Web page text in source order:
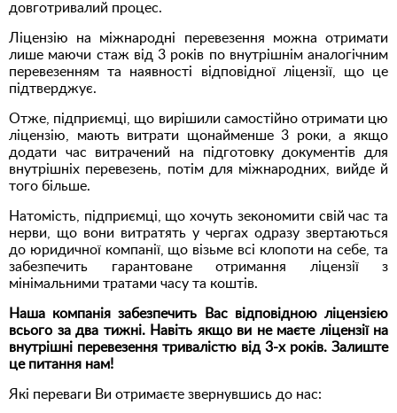
довготривалий процес.
Ліцензію на міжнародні перевезення можна отримати
лише маючи стаж від 3 років по внутрішнім аналогічним
перевезенням та наявності відповідної ліцензії, що це
підтверджує.
Отже, підприємці, що вирішили самостійно отримати цю
ліцензію, мають витрати щонайменше 3 роки, а якщо
додати час витрачений на підготовку документів для
внутрішніх перевезень, потім для міжнародних, вийде й
того більше.
Натомість, підприємці, що хочуть зекономити свій час та
нерви, що вони витратять у чергах одразу звертаються
до юридичної компанії, що візьме всі клопоти на себе, та
забезпечить гарантоване отримання ліцензії з
мінімальними тратами часу та коштів.
Наша компанія забезпечить Вас відповідною ліцензією
всього за два тижні. Навіть якщо ви не маєте ліцензії на
внутрішні перевезення тривалістю від 3-х років. Залиште
це питання нам!
Які переваги Ви отримаєте звернувшись до нас: